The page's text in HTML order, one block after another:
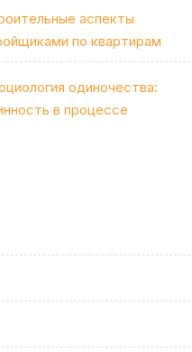
аспекты
по квартирам
одиночества:
в процессе